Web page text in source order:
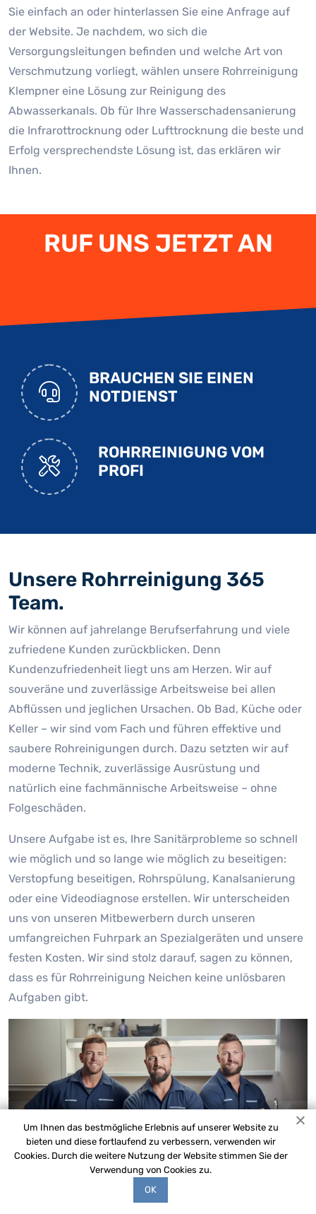
Sie einfach an oder hinterlassen Sie eine Anfrage auf
der Website. Je nachdem, wo sich die
Versorgungsleitungen befinden und welche Art von
Verschmutzung vorliegt, wählen unsere Rohrreinigung
Klempner eine Lösung zur Reinigung des
Abwasserkanals. Ob für Ihre Wasserschadensanierung
die Infrarottrocknung oder Lufttrocknung die beste und
Erfolg versprechendste Lösung ist, das erklären wir
Ihnen.
RUF UNS JETZT AN
BRAUCHEN SIE EINEN
NOTDIENST
ROHRREINIGUNG VOM
PROFI
Unsere Rohrreinigung 365
Team.
Wir können auf jahrelange Berufserfahrung und viele
zufriedene Kunden zurückblicken. Denn
Kundenzufriedenheit liegt uns am Herzen. Wir auf
souveräne und zuverlässige Arbeitsweise bei allen
Abflüssen und jeglichen Ursachen. Ob Bad, Küche oder
Keller – wir sind vom Fach und führen effektive und
saubere Rohreinigungen durch. Dazu setzten wir auf
moderne Technik, zuverlässige Ausrüstung und
natürlich eine fachmännische Arbeitsweise – ohne
Folgeschäden.
Unsere Aufgabe ist es, Ihre Sanitärprobleme so schnell
wie möglich und so lange wie möglich zu beseitigen:
Verstopfung beseitigen, Rohrspülung, Kanalsanierung
oder eine Videodiagnose erstellen. Wir unterscheiden
uns von unseren Mitbewerbern durch unseren
umfangreichen Fuhrpark an Spezialgeräten und unsere
festen Kosten. Wir sind stolz darauf, sagen zu können,
dass es für Rohrreinigung Neichen keine unlösbaren
Aufgaben gibt.
Um Ihnen das bestmögliche Erlebnis auf unserer Website zu
bieten und diese fortlaufend zu verbessern, verwenden wir
Cookies. Durch die weitere Nutzung der Website stimmen Sie der
Verwendung von Cookies zu.
OK